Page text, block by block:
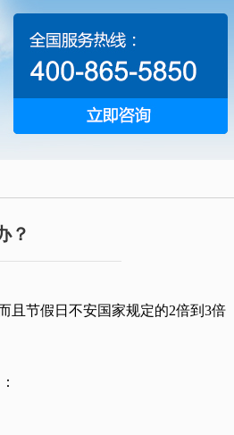
？
且节假日不安国家规定的2倍到3倍